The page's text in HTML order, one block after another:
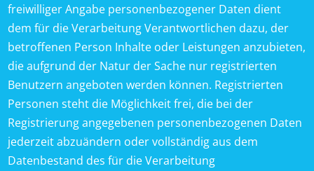
freiwilliger Angabe personenbezogener Daten dient
dem für die Verarbeitung Verantwortlichen dazu, der
betroffenen Person Inhalte oder Leistungen anzubieten,
die aufgrund der Natur der Sache nur registrierten
Benutzern angeboten werden können. Registrierten
Personen steht die Möglichkeit frei, die bei der
Registrierung angegebenen personenbezogenen Daten
jederzeit abzuändern oder vollständig aus dem
Datenbestand des für die Verarbeitung